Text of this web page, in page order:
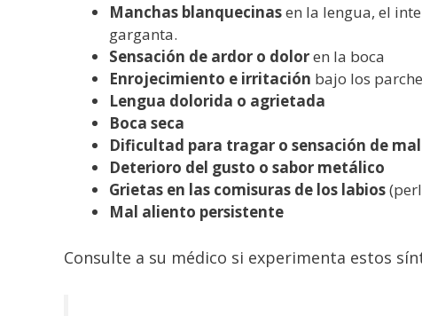
Manchas blanquecinasen la lengua, el
garganta.
Sensación de ardor o doloren la boca
Enrojecimiento e irritación bajo los
Lengua dolorida o agrietada
Boca seca
Dificultad para tragar o sensación de
Deterioro del gusto o sabor metálico
Grietas en las comisuras de los labios
Mal aliento persistente
Consulte a su médico si experimenta estos